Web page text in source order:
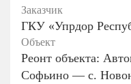
Заказчик
ГКУ «Упрдор
Объект
Реонт объекта:
Софьино — с.